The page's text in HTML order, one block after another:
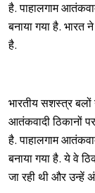
है. पाहालगाम
बनाया गया है. भारत
है.
भारतीय सशस्त्र
आतंकवादी ठिकानों
है. पाहालगाम
बनाया गया है. ये वे
जा रही थी और उन्हें